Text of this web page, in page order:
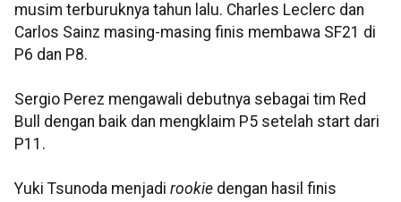
musim terburuknya tahun lalu. Charles Leclerc dan
Carlos Sainz masing-masing finis membawa SF21 di
P6 dan P8.
Sergio Perez mengawali debutnya sebagai tim Red
Bull dengan baik dan mengklaim P5 setelah start dari
P11.
Yuki Tsunoda menjadi rookie dengan hasil finis